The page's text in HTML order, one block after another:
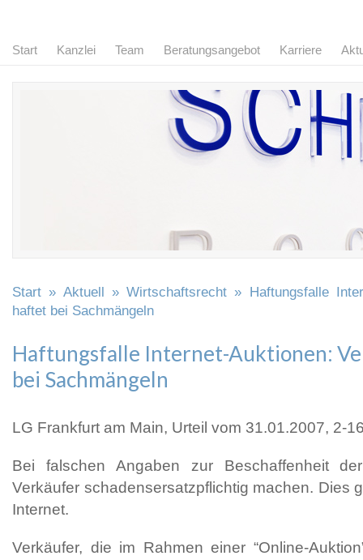
Start Kanzlei Team Beratungsangebot Karriere
Start » Aktuell » Wirtschaftsrecht » Haftungsfalle
haftet bei Sachmängeln
Haftungsfalle Internet-Auktionen:
bei Sachmängeln
LG Frankfurt am Main, Urteil vom 31.01.2007, 2-
Bei falschen Angaben zur Beschaffenheit
Verkäufer schadensersatzpflichtig machen. Dies
Internet.
Verkäufer, die im Rahmen einer “Online-